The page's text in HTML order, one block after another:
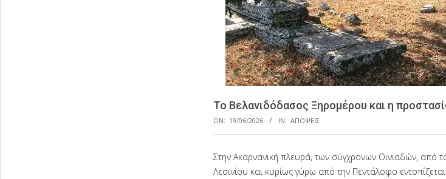
Το Βελανιδόδασος Ξηρομέρου και η
ON: 19/06/2026 IN: ΑΠΟΨΕΙΣ
Στην Ακαρνανική πλευρά, των σύγχρονων Οινιαδών, από
Λεσινίου και κυρίως γύρω από την Πεντάλοφο